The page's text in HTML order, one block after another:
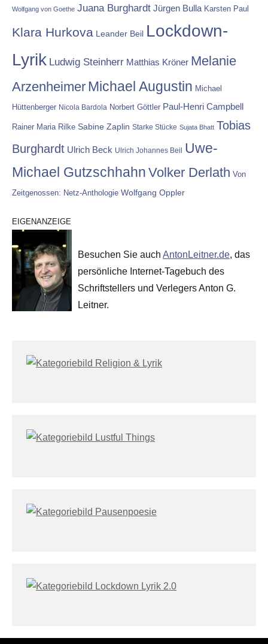
Wolfgang von Goethe Juana Burghardt Jürgen Bulla Karsten Paul
Klara Hurkova Leander Beil Lockdown-
Lyrik Ludwig Steinherr Matthias Kröner Melanie
Arzenheimer Michael Augustin Michael
Hüttenberger Nicola Bardola Norbert Göttler Paul-Henri Campbell
Rainer Maria Rilke Sabine Zaplin Starke Stücke Sujata Bhatt Tobias
Burghardt Ulrich Beck Ulrich Johannes Beil
Uwe-
Michael Gutzschhahn Volker Derlath Von
Zeitgenossen: Netz-Anthologie Wolfgang Oppler
EIGENANZEIGE
Besuchen Sie auch AntonLeitner.de, das
persönliche Internet-Tagebuch des
Schriftstellers und Verlegers Anton G.
Leitner.